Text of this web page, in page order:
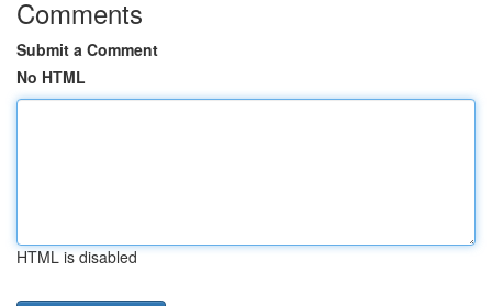
Comments
Submit a Comment
No HTML
HTML is disabled